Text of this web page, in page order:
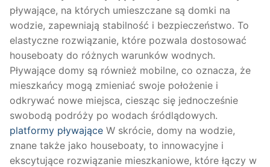
pływające, na których umieszczane są domki na
wodzie, zapewniają stabilność i bezpieczeństwo. To
elastyczne rozwiązanie, które pozwala dostosować
houseboaty do różnych warunków wodnych.
Pływające domy są również mobilne, co oznacza, że ​​
mieszkańcy mogą zmieniać swoje położenie i
odkrywać nowe miejsca, ciesząc się jednocześnie
swobodą podróży po wodach śródlądowych.
platformy pływające W skrócie, domy na wodzie,
znane także jako houseboaty, to innowacyjne i
ekscytujące rozwiązanie mieszkaniowe, które łączy w